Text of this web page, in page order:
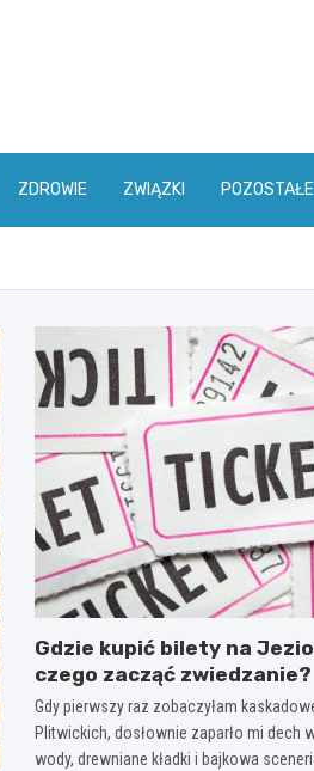
ZDROWIE ZWIĄZKI POZOSTAŁE
Gdzie kupić bilety na
czego zacząć zwiedzanie?
Gdy pierwszy raz zobaczyłam
Plitwickich, dosłownie zaparło mi dech
wody, drewniane kładki i bajkowa